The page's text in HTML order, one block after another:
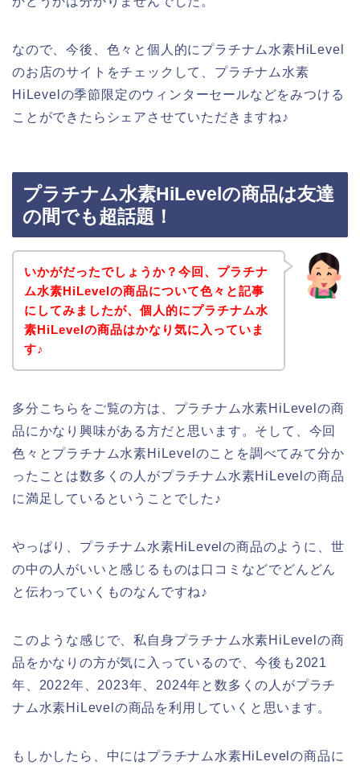
なので、今後、色々と個人的にプラチナム水素HiLevel
のお店のサイトをチェックして、プラチナム水素
HiLevelの季節限定のウィンターセールなどをみつける
ことができたらシェアさせていただきますね♪
プラチナム水素HiLevelの商品は友達
の間でも超話題！
いかがだったでしょうか？今回、プラチナ
ム水素HiLevelの商品について色々と記事
にしてみましたが、個人的にプラチナム水
素HiLevelの商品はかなり気に入っていま
す♪
多分こちらをご覧の方は、プラチナム水素HiLevelの商
品にかなり興味がある方だと思います。そして、今回
色々とプラチナム水素HiLevelのことを調べてみて分か
ったことは数多くの人がプラチナム水素HiLevelの商品
に満足しているということでした♪
やっぱり、プラチナム水素HiLevelの商品のように、世
の中の人がいいと感じるものは口コミなどでどんどん
と伝わっていくものなんですね♪
このような感じで、私自身プラチナム水素HiLevelの商
品をかなりの方が気に入っているので、今後も2021
年、2022年、2023年、2024年と数多くの人がプラチ
ナム水素HiLevelの商品を利用していくと思います。
もしかしたら、中にはプラチナム水素HiLevelの商品に